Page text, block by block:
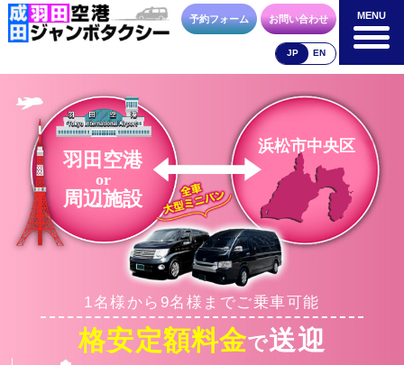
MENU
成田空港
料金表
空港送迎以外
料金表
車種・荷物 お支払方法 合流方法
お問合せ 予約フォーム
予約フォーム お問い合わせ
JP EN
MENU
羽田空港
or
周辺施設
浜松市中央区
1名様から9名様までご乗車可能
格安定額料金で送迎